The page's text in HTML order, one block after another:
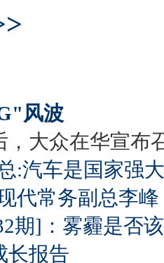
风波
，大众在华宣布
:汽车是国家强
代常务副总李峰
期]：雾霾是否
长报告